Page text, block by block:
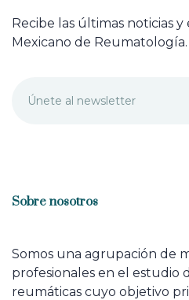
Recibe las últimas noticias
Mexicano de Reumatología.
Sobre nosotros
Somos una agrupación de
profesionales en el estudio
reumáticas cuyo objetivo